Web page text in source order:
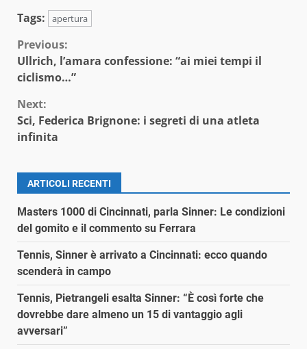
Tags:
apertura
Continue
Reading
Previous:
Ullrich, l’amara confessione: “ai miei tempi il
ciclismo…”
Next:
Sci, Federica Brignone: i segreti di una atleta
infinita
ARTICOLI RECENTI
Masters 1000 di Cincinnati, parla Sinner: Le condizioni
del gomito e il commento su Ferrara
Tennis, Sinner è arrivato a Cincinnati: ecco quando
scenderà in campo
Tennis, Pietrangeli esalta Sinner: “È così forte che
dovrebbe dare almeno un 15 di vantaggio agli
avversari”